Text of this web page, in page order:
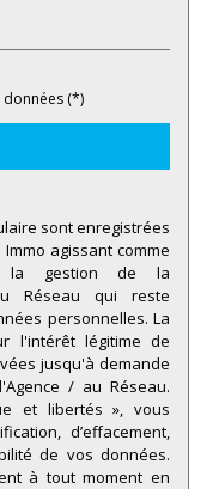
17,62 %
35,08 %
43,11 %
21,81 %
1,20
36,99 %
0,02 %
(*)
sont enregistrées
agissant comme
la gestion de la
Réseau qui reste
personnelles. La
l'intérêt légitime de
jusqu'à demande
/ au Réseau.
et libertés », vous
d’effacement,
de vos données.
à tout moment en